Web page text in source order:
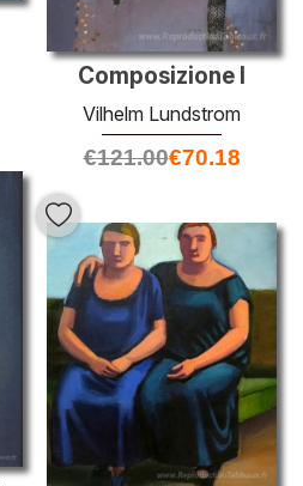
Composizione I
Vilhelm Lundstrom
€121.00€70.18